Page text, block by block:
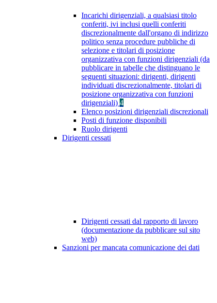
Incarichi dirigenziali, a qualsiasi titolo
conferiti, ivi inclusi quelli conferiti
discrezionalmente dall'organo di indirizzo
politico senza procedure pubbliche di
selezione e titolari di posizione
organizzativa con funzioni dirigenziali (da
pubblicare in tabelle che distinguano le
seguenti situazioni: dirigenti, dirigenti
individuati discrezionalmente, titolari di
posizione organizzativa con funzioni
dirigenziali) 4
Elenco posizioni dirigenziali discrezionali
Posti di funzione disponibili
Ruolo dirigenti
Dirigenti cessati
Dirigenti cessati dal rapporto di lavoro
(documentazione da pubblicare sul sito
web)
Sanzioni per mancata comunicazione dei dati